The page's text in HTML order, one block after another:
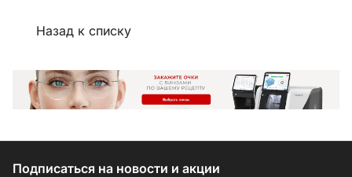
Назад к списку
Подписаться на новости и акции